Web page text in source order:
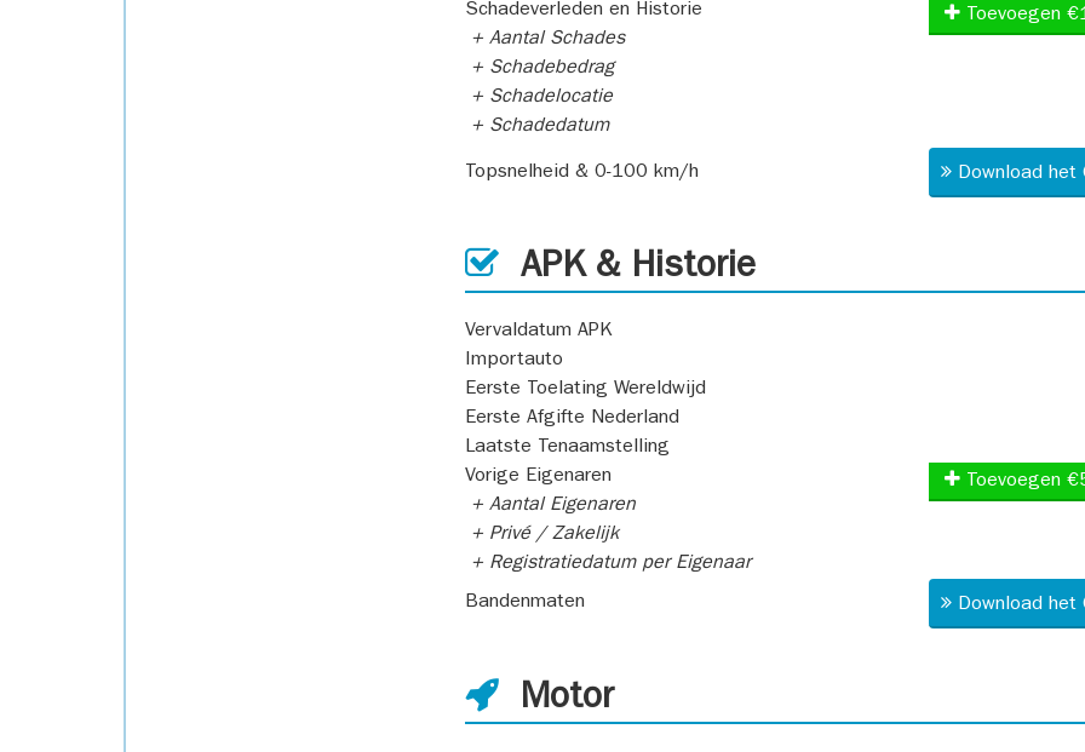
Schadeverleden en Historie
+ Aantal Schades
+ Schadebedrag
+ Schadelocatie
+ Schadedatum
Toevoegen
Topsnelheid & 0-100 km/h Download
APK & Historie
Vervaldatum APK
Importauto
Eerste Toelating Wereldwijd
Eerste Afgifte Nederland
Laatste Tenaamstelling
Vorige Eigenaren
+ Aantal Eigenaren
+ Privé / Zakelijk
+ Registratiedatum per Eigenaar
Toevoegen
Bandenmaten Download
Motor